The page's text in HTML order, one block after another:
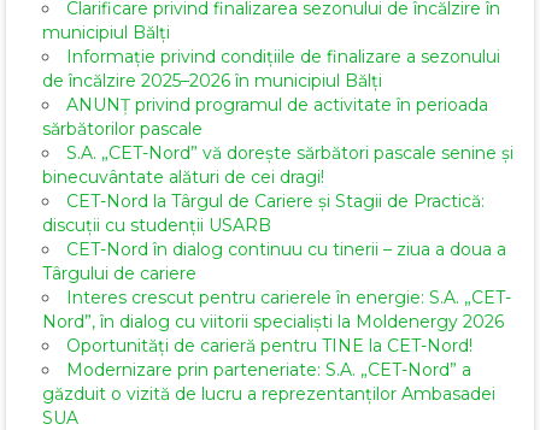
Clarificare privind finalizarea sezonului de încălzire în
municipiul Bălți
Informație privind condițiile de finalizare a sezonului
de încălzire 2025–2026 în municipiul Bălți
ANUNȚ privind programul de activitate în perioada
sărbătorilor pascale
S.A. „CET-Nord” vă dorește sărbători pascale senine și
binecuvântate alături de cei dragi!
CET-Nord la Târgul de Cariere și Stagii de Practică:
discuții cu studenții USARB
CET-Nord în dialog continuu cu tinerii – ziua a doua a
Târgului de cariere
Interes crescut pentru carierele în energie: S.A. „CET-
Nord”, în dialog cu viitorii specialiști la Moldenergy 2026
Oportunități de carieră pentru TINE la CET-Nord!
Modernizare prin parteneriate: S.A. „CET-Nord” a
găzduit o vizită de lucru a reprezentanților Ambasadei
SUA